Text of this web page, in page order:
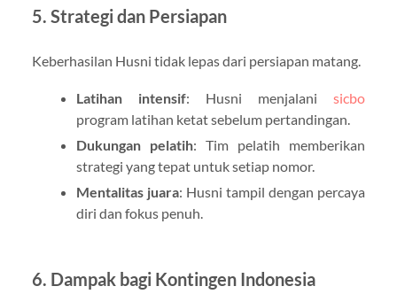
5. Strategi dan Persiapan
Keberhasilan Husni tidak lepas dari persiapan matang.
Latihan intensif: Husni menjalanisicbo
program latihan ketat sebelum pertandingan.
Dukungan pelatih: Tim pelatih memberikan
strategi yang tepat untuk setiap nomor.
Mentalitas juara: Husni tampil dengan percaya
diri dan fokus penuh.
6. Dampak bagi Kontingen Indonesia